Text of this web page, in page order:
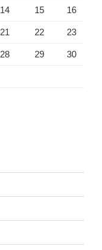
14 15 16
21 22 23
28 29 30